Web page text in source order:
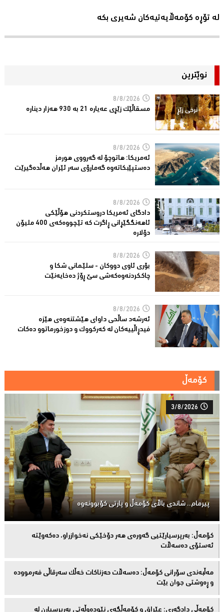
لە تۆڕە کۆمەڵایەتیەکان شەیری بکە
نوێترین
8/8/2026
مسقاڵێک زێڕی عەیارە 21 بە 930 هەزار دینارە
8/8/2026
ئەمریكا: هاتوچۆ لە گەرووی هورمز
دەستپێبكاتەوە گەمارۆی سەر ئێران هەڵدەگیرێت
8/8/2026
دادگای ئەمریكا دروستكردنی هۆڵێكی
ئاهەنگگێڕانی ڕاگرت كە تێچووەكەی 400 ملیۆن
دۆلارە
8/8/2026
بۆری ئاوی دووکان - سلێمانی شکا و
چاککردنەوەکەشى سێ ڕۆژ دەخایەنێت
8/8/2026
ئەرشەد ساڵحی داواى هێشتنەوەى هێزە
فیدڕاڵییەکان لە كەركووك و دوزخورماتوو دەکات
کۆمەڵ
3/8/2026
پیرمام.. شاندی باڵای كۆمه‌ڵ و پارتی كۆبوونه‌وه‌
كۆمەڵ: بەرپرسیارێتیی گەورەی هەر دۆخێکی نەخوازراو، دەكەوێتە
ئەستۆی دەسەڵات
مەڵبەندى سۆرانى کۆمەڵ: دەسەڵات حەزناکات خەڵک سەرقاڵى فەرموودە
و ڕەوشتى جوان بێت
کۆمەڵى دادگەرى: عێراق و كۆمەڵگەی نێودەوڵەتی بەرپرسیارن لە